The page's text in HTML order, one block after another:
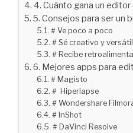
4. Cuánto gana un
5. Consejos para ser un
# Ve poco a poco
# Sé creativo y versátil
# Recibe
6. Mejores apps para
# Magisto
# Hiperlapse
# Wondershare
# InShot
# DaVinci Resolve